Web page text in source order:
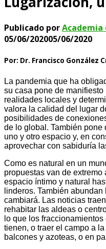
Publicado porAcademia
05/06/202005/06/2020
Por: Dr. Francisco González
La pandemia que ha
su casa pone de
realidades locales y
valora la calidad del lugar
posibilidades de
de lo global. También
uno y otro espacio y, en
aprovechar con sabiduría
Como es natural en un
propuestas van de extremo
espacio íntimo y natural
linderos. También
cambiará. Las noticias
rehabitar las aldeas o
lo que los
tienen, o traer el campo a
balcones y azoteas, o en